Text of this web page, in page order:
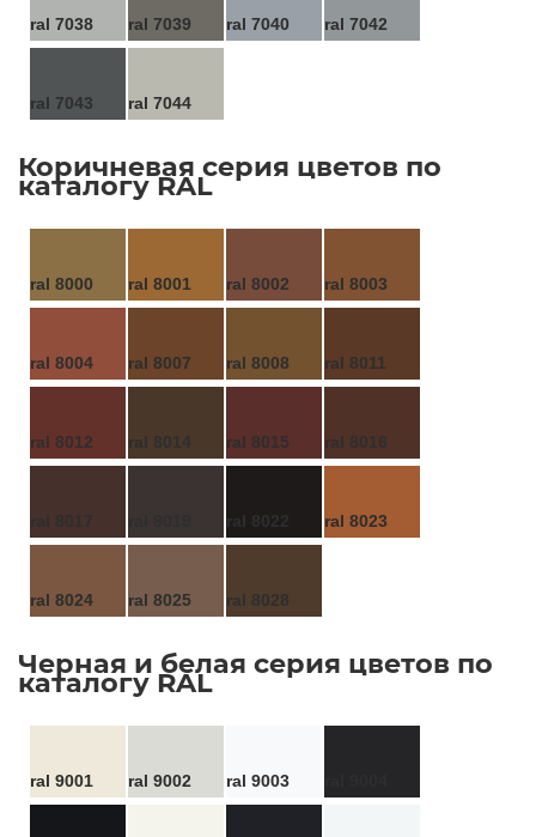
ral 7038 ral 7039 ral 7040 ral 7042
ral 7043 ral 7044
Коричневая серия цветов по
каталогу RAL
ral 8000 ral 8001 ral 8002 ral 8003
ral 8004 ral 8007 ral 8008 ral 8011
ral 8012 ral 8014 ral 8015 ral 8016
ral 8017 ral 8023
ral 8024 ral 8025 ral 8028
Черная и белая серия цветов по
каталогу RAL
ral 9001 ral 9002 ral 9003